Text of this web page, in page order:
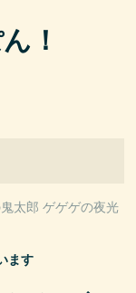
！
太郎 ゲゲゲの夜光
ます